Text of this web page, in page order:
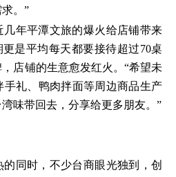
。”
几年平潭文旅的爆火给店铺带来
更是平均每天都要接待超过70桌
店铺的生意愈发红火。“希望未
礼、鸭肉拌面等周边商品生产
味带回去，分享给更多朋友。”
同时，不少台商眼光独到，创